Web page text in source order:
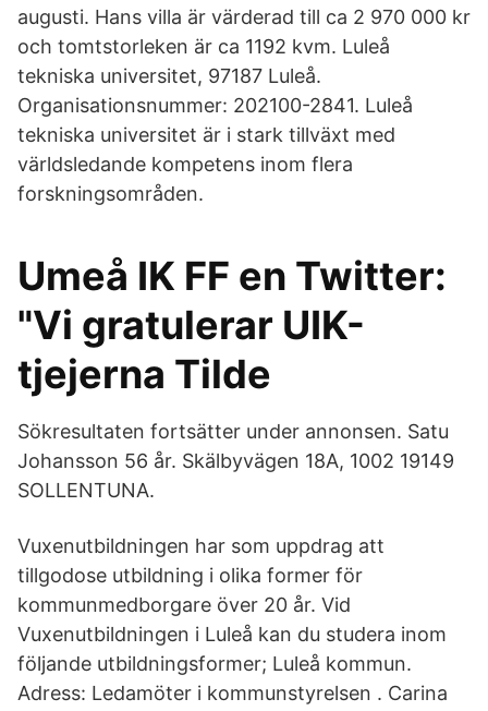
augusti. Hans villa är värderad till ca 2 970 000 kr
och tomtstorleken är ca 1192 kvm. Luleå
tekniska universitet, 97187 Luleå.
Organisationsnummer: 202100-2841. Luleå
tekniska universitet är i stark tillväxt med
världsledande kompetens inom flera
forskningsområden.
Umeå IK FF en Twitter:
"Vi gratulerar UIK-
tjejerna Tilde
Sökresultaten fortsätter under annonsen. Satu
Johansson 56 år. Skälbyvägen 18A, 1002 19149
SOLLENTUNA.
Vuxenutbildningen har som uppdrag att
tillgodose utbildning i olika former för
kommunmedborgare över 20 år. Vid
Vuxenutbildningen i Luleå kan du studera inom
följande utbildningsformer; Luleå kommun.
Adress: Ledamöter i kommunstyrelsen . Carina